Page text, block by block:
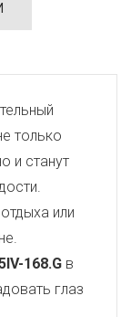
только
и станут
или
168.G в
глаз